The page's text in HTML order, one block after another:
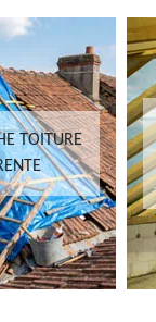
TOITURE